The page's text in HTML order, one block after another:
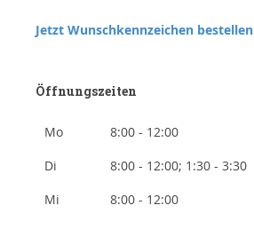
Jetzt Wunschkennzeichen bestellen
Öffnungszeiten
Mo
8:00 - 12:00
Di
8:00 - 12:00; 1:30 - 3:30
Mi
8:00 - 12:00